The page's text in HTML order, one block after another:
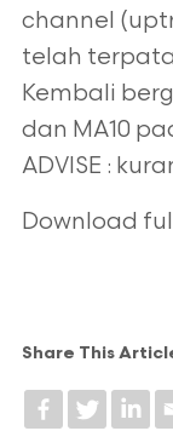
channel
telah
Kembali
dan MA10
ADVISE :
Download
Share This